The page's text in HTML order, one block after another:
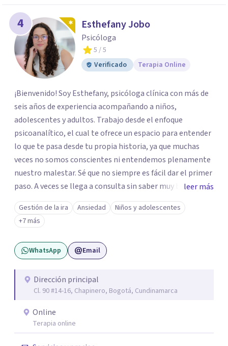
4 Esthefany Jobo
Psicóloga
5 / 5
Verificado
Terapia Online
¡Bienvenido! Soy Esthefany, psicóloga clínica con más de
seis años de experiencia acompañando a niños,
adolescentes y adultos. Trabajo desde el enfoque
psicoanalítico, el cual te ofrece un espacio para entender
lo que te pasa desde tu propia historia, ya que muchas
veces no somos conscientes ni entendemos plenamente
nuestro malestar. Sé que no siempre es fácil dar el primer
paso. A veces se llega a consulta sin saber muy bien qué
decir, o sintiendo que algo no anda bien pero sin poder
nombrarlo. Mi intención es acompañarte en ese proceso,
sin juicios y a tu propio ritmo, para que lo que hoy te pesa
pueda pensarse y transformarse.
leer más
Gestión de la ira Ansiedad
Niños y adolescentes
+7 más
WhatsApp Email
Dirección principal
Cl. 90 #14-16, Chapinero, Bogotá, Cundinamarca
Online
Terapia online